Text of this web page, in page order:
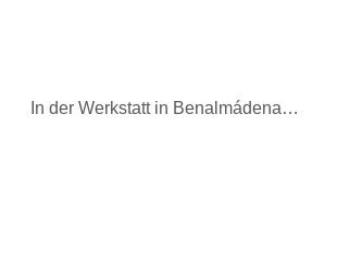
In der Werkstatt in Benalmádena…